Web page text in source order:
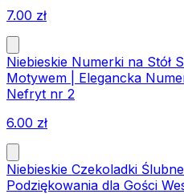
7.00 zł
Niebieskie Numerki na Stół
Motywem | Elegancka
Nefryt nr 2
6.00 zł
Niebieskie Czekoladki
Podziękowania dla Gości